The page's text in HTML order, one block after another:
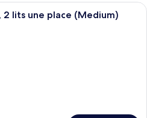
Une chambre d’hôtel avec un
2 lits une place (Medium)